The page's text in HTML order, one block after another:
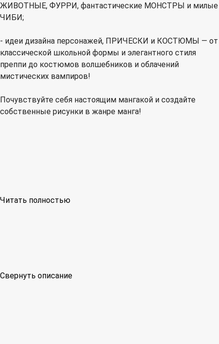
ЖИВОТНЫЕ, ФУРРИ, фантастические МОНСТРЫ и милые
ЧИБИ;
- идеи дизайна персонажей, ПРИЧЕСКИ и КОСТЮМЫ — от
классической школьной формы и элегантного стиля
преппи до костюмов волшебников и облачений
мистических вампиров!
Почувствуйте себя настоящим мангакой и создайте
собственные рисунки в жанре манга!
Читать полностью
Свернуть описание